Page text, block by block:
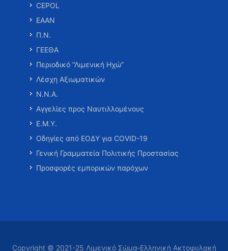
CEPOL
ΕΑΑΝ
Π.Ν.
ΓΕΕΘΑ
Περιοδικό “Λιμενική Ηχώ”
Λέσχη Αξιωματικών
Ν.Ν.Α.
Αγγελίες προς Ναυτιλλομένους
Ε.Μ.Υ.
Οδηγίες από ΕΟΔΥ για COVID-19
Γενική Γραμματεία Πολιτικής Προστασίας
Προσφορές εμπορικών παρόχων
Copyright © 2021-25 Λιμενικό Σώμα-Ελληνική Ακτοφυλακή